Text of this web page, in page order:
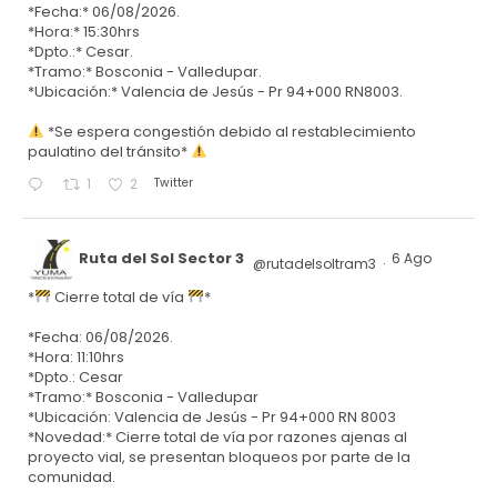
*Fecha:* 06/08/2026.
*Hora:* 15:30hrs
*Dpto.:* Cesar.
*Tramo:* Bosconia - Valledupar.
*Ubicación:* Valencia de Jesús - Pr 94+000 RN8003.
*Se espera congestión debido al restablecimiento
paulatino del tránsito*
1 2 Twitter
Ruta del Sol Sector 3 @rutadelsoltram3 · 6 Ago
* Cierre total de vía
*
*Fecha: 06/08/2026.
*Hora: 11:10hrs
*Dpto.: Cesar
*Tramo:* Bosconia - Valledupar
*Ubicación: Valencia de Jesús - Pr 94+000 RN 8003
*Novedad:* Cierre total de vía por razones ajenas al
proyecto vial, se presentan bloqueos por parte de la
comunidad.